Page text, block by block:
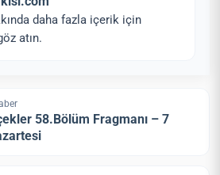
daha fazla içerik için
atın.
58.Bölüm Fragmanı – 7